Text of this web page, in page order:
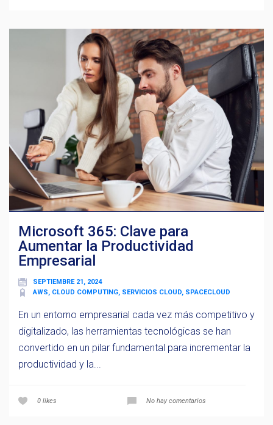
Microsoft 365: Clave para
Aumentar la Productividad
Empresarial
SEPTIEMBRE 21, 2024
AWS, CLOUD COMPUTING, SERVICIOS CLOUD, SPACECLOUD
En un entorno empresarial cada vez más competitivo y
digitalizado, las herramientas tecnológicas se han
convertido en un pilar fundamental para incrementar la
productividad y la...
0 likes No hay comentarios